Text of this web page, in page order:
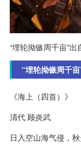
“埋轮拗镞周千亩”
“埋轮拗镞周千
《海上（四首）》
清代 顾炎武
日入空山海气侵，秋